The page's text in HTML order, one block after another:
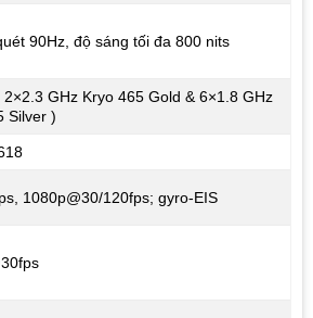
90Hz, độ sáng tối đa 800 nits
GHz Kryo 465 Gold & 6×1.8 GHz
Silver )
1080p@30/120fps; gyro-EIS